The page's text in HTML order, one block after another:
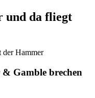
und da fliegt
Gamble brechen